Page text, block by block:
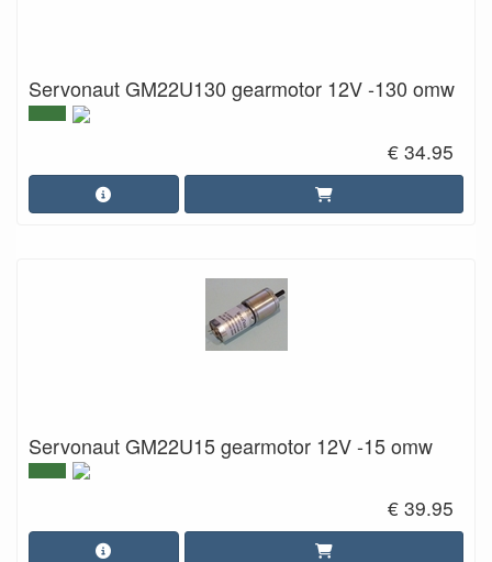
Servonaut GM22U130 gearmotor 12V -130 omw
€ 34.95
Servonaut GM22U15 gearmotor 12V -15 omw
€ 39.95